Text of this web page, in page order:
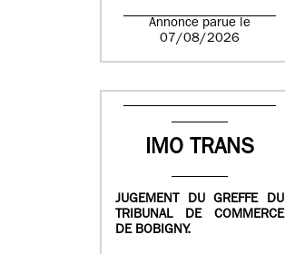
Annonce parue le
07/08/2026
IMO TRANS
JUGEMENT DU GREFFE DU
TRIBUNAL DE COMMERCE
DE BOBIGNY.